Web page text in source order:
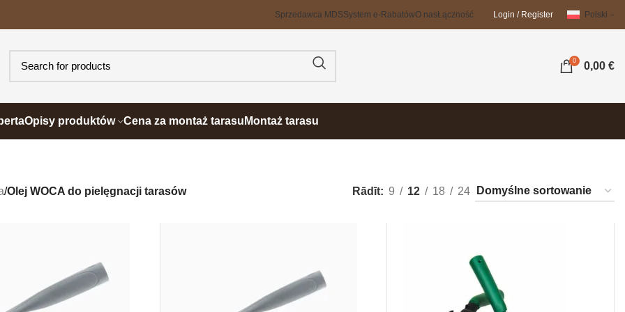
Sprzedawca MDSSystem e-RabatówO nasŁączność Login / Register Polski
0 0,00 €
Opisy produktów Cena za montaż tarasu Montaż tarasu
/Olej WOCA do pielęgnacji tarasów Rādīt 9 12 18 24